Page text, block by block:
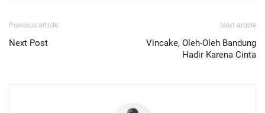
Previous article
Next Post
Next article
Vincake, Oleh-Oleh Bandung
Hadir Karena Cinta